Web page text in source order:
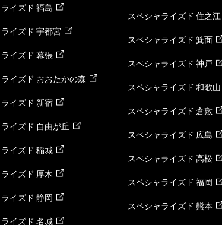
イズド 福島
イズド 宇都宮
イズド 幕張
イズド おおたかの森
イズド 新宿
イズド 自由が丘
イズド 稲城
イズド 厚木
イズド 静岡
イズド 名城
スペシャライズド 住之江
スペシャライズド 箕面
スペシャライズド 神戸
スペシャライズド 和歌山
スペシャライズド 倉敷
スペシャライズド 広島
スペシャライズド 高松
スペシャライズド 福岡
スペシャライズド 熊本